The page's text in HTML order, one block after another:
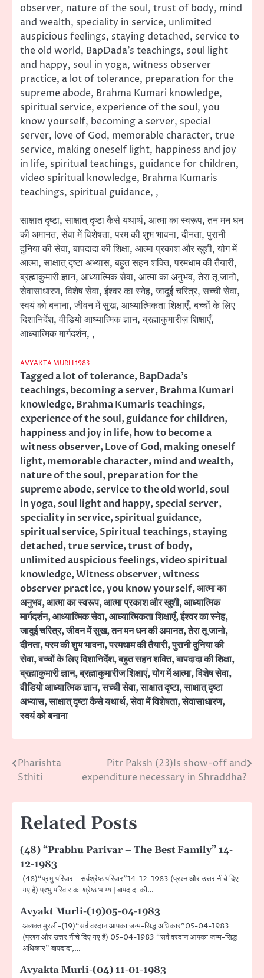
observer, nature of the soul, trust of body, mind
and wealth, speciality in service, unlimited
auspicious feelings, staying detached, service to
the old world, BapDada’s teachings, soul light
and happy, soul in yoga, witness observer
practice, a lot of tolerance, preparation for the
supreme abode, Brahma Kumari knowledge,
spiritual service, experience of the soul, you
know yourself, becoming a server, special
server, love of God, memorable character, true
service, making oneself light, happiness and joy
in life, spiritual teachings, guidance for children,
video spiritual knowledge, Brahma Kumaris
teachings, spiritual guidance, ,
साक्षात दृष्टा, साक्षात् दृष्टा कैसे यथार्थ, आत्मा का स्वरूप, तन मन धन
की अमानत, सेवा में विशेषता, परम की शुभ भावना, दीनता, पुरानी
दुनिया की सेवा, बापदादा की शिक्षा, आत्मा प्रकाश और खुशी, योग में
आत्मा, साक्षात् दृष्टा अभ्यास, बहुत सहन शक्ति, परमधाम की तैयारी,
ब्रह्माकुमारी ज्ञान, आध्यात्मिक सेवा, आत्मा का अनुभव, तेरा तू जानो,
सेवासाधारण, विशेष सेवा, ईश्वर का स्नेह, जादुई चरित्र, सच्ची सेवा,
स्वयं को बनाना, जीवन में सुख, आध्यात्मिकता शिक्षाएँ, बच्चों के लिए
दिशानिर्देश, वीडियो आध्यात्मिक ज्ञान, ब्रह्माकुमारीज़ शिक्षाएँ,
आध्यात्मिक मार्गदर्शन, ,
AVYAKTA MURLI 1983
Taggeda lot of tolerance,BapDada’s
teachings,becoming a server,Brahma Kumari
knowledge,Brahma Kumaris teachings,
experience of the soul,guidance for children,
happiness and joy in life,how to become a
witness observer,Love of God,making oneself
light,memorable character,mind and wealth,
nature of the soul,preparation for the
supreme abode,service to the old world,soul
in yoga,soul light and happy,special server,
speciality in service,spiritual guidance,
spiritual service,Spiritual teachings,staying
detached,true service,trust of body,
unlimited auspicious feelings,video spiritual
knowledge,Witness observer,witness
observer practice,you know yourself,आत्मा का
अनुभव,आत्मा का स्वरूप,आत्मा प्रकाश और खुशी,आध्यात्मिक
मार्गदर्शन,आध्यात्मिक सेवा,आध्यात्मिकता शिक्षाएँ,ईश्वर का स्नेह,
जादुई चरित्र,जीवन में सुख,तन मन धन की अमानत,तेरा तू जानो,
दीनता,परम की शुभ भावना,परमधाम की तैयारी,पुरानी दुनिया की
सेवा,बच्चों के लिए दिशानिर्देश,बहुत सहन शक्ति,बापदादा की शिक्षा,
ब्रह्माकुमारी ज्ञान,ब्रह्माकुमारीज शिक्षाएं,योग में आत्मा,विशेष सेवा,
वीडियो आध्यात्मिक ज्ञान,सच्ची सेवा,साक्षात दृष्टा,साक्षात् दृष्टा
अभ्यास,साक्षात् दृष्टा कैसे यथार्थ,सेवा में विशेषता,सेवासाधारण,
स्वयं को बनाना
Post
Pharishta
Sthiti
Pitr Paksh (23)Is show-off and
expenditure necessary in Shraddha?
Related Posts
(48) “Prabhu Parivar – The Best Family” 14-
12-1983
(48)“प्रभु परिवार – सर्वश्रेष्ठ परिवार”14-12-1983 (प्रश्न और उत्तर नीचे दिए
गए हैं) प्रभु परिवार का श्रेष्ठ भाग्य | बापदादा की…
Avyakt Murli-(19)05-04-1983
अव्यक्त मुरली-(19)“सर्व वरदान आपका जन्म-सिद्ध अधिकार”05-04-1983
(प्रश्न और उत्तर नीचे दिए गए हैं) 05-04-1983 “सर्व वरदान आपका जन्म-सिद्ध
अधिकार” बापदादा,…
Avyakta Murli-(04) 11-01-1983